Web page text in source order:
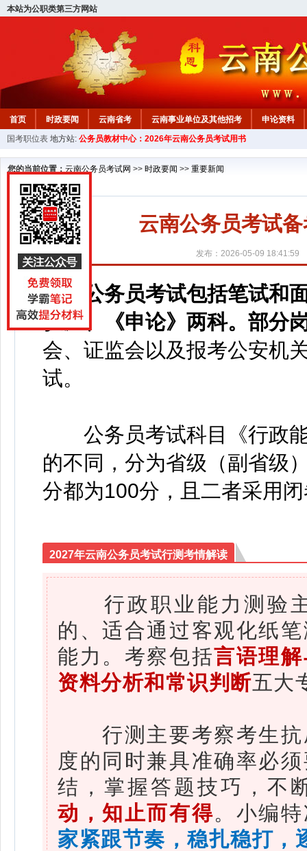
本站为公职类第三方网站
首页 时政要闻 云南省考 云南事业单位及其他招考
申论资料
国考职位表 地方站: 公务员教材中心：2026年云南公务员考试用书
您的当前位置： 云南公务员考试网 >> 时政要闻 >> 重要新闻
云南公务员考试
发布：2026-05-09 18:41:59
公务员考试包括笔试和
验》、《申论》两科。部分
会、证监会以及报考公安机
试。
公务员考试科目《行政能
的不同，分为省级（副省级
分都为100分，且二者采用
2027年云南公务员考试行测考情解读
行政职业能力测验主
的、适合通过客观化纸
能力。考察包括言语理
资料分析和常识判断五大
行测主要考察考生抗
度的同时兼具准确率必
结，掌握答题技巧，不
动，知止而有得。小编
家紧跟节奏 ，稳扎稳打，